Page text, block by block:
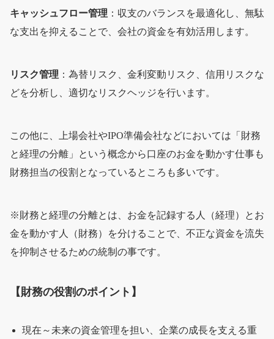
キャッシュフロー管理 ：収支のバランスを最適化し、無駄
な支出を抑えることで、会社の資金を有効活用します。
リスク管理 ：為替リスク、金利変動リスク、信用リスクな
どを分析し、適切なリスクヘッジを行います。
この他に、上場会社やIPO準備会社などにおいては「財務
と経理の分離」という概念から口座のお金を動かす仕事も
財務担当の役割となっているところも多いです。
※財務と経理の分離とは、お金を記録する人（経理）とお
金を動かす人（財務）を分けることで、不正な資金を流失
を抑制させるための統制の事です。
【財務の役割のポイント】
現在～未来の資金管理を担い、企業の成長を支える重